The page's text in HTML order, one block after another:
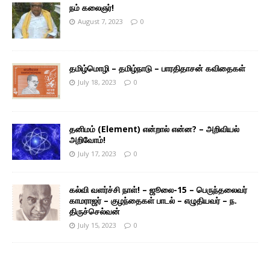
நம் கலைஞர்!
August 7, 2023 0
தமிழ்மொழி – தமிழ்நாடு – பாரதிதாசன் கவிதைகள்
July 18, 2023 0
தனிமம் (Element) என்றால் என்ன? – அறிவியல்
அறிவோம்!
July 17, 2023 0
கல்வி வளர்ச்சி நாள்! – ஜூலை-15 – பெருந்தலைவர்
காமராஜர் – குழந்தைகள் பாடல் – எழுதியவர் – ந.
திருச்செல்வன்
July 15, 2023 0